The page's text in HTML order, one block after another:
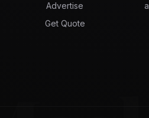
Advertise
Get Quote